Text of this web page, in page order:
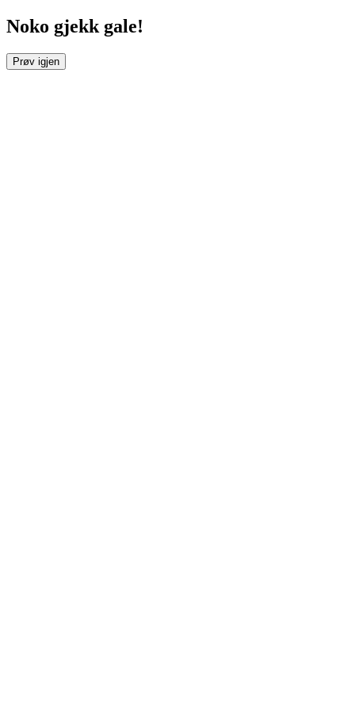
Noko gjekk gale!
Prøv igjen